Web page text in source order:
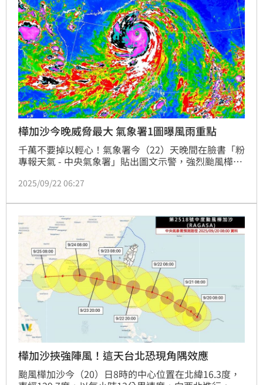
樺加沙今晚威脅最大 氣象署1圖曝風雨重點
千萬不要掉以輕心！氣象署今（22）天晚間在臉書「粉
專報天氣 - 中央氣象署」貼出圖文示警，強烈颱風樺加
友多加注意最新的颱風動態及天氣資訊，做好#防颱、
2025/09/22 06:27
樺加沙挾強陣風！這天台北恐現角隅效應
颱風樺加沙今（20）日8時的中心位置在北緯16.3度，